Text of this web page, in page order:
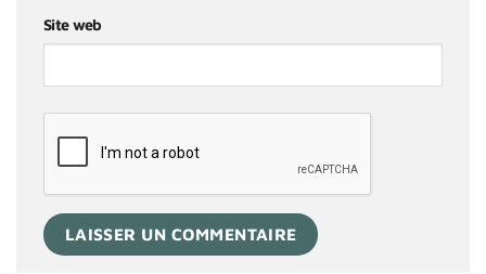
Site web